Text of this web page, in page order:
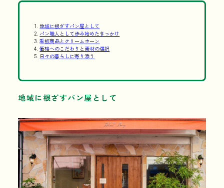
地域に根ざすパン屋として
パン職人として歩み始めたきっかけ
看板商品とクリームホーン
価格へのこだわりと素材の選択
日々の暮らしに寄り添う
地域に根ざすパン屋として